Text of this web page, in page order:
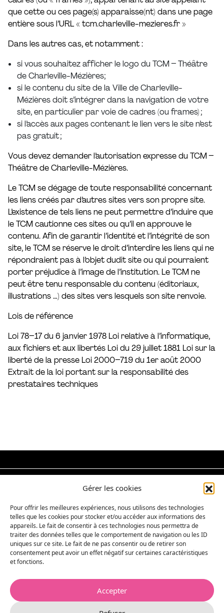
Gérer les cookies
Pour offrir les meilleures expériences, nous utilisons des technologies
telles que les cookies pour stocker et/ou accéder aux informations des
appareils. Le fait de consentir à ces technologies nous permettra de
traiter des données telles que le comportement de navigation ou les ID
uniques sur ce site. Le fait de ne pas consentir ou de retirer son
consentement peut avoir un effet négatif sur certaines caractéristiques
et fonctions.
Accepter
que cette ou ces page(s) apparaisse(nt) dans une page
entière sous l’URL « tcm.charleville-mezieres.fr »
Dans les autres cas, et notamment :
si vous souhaitez afficher le logo du TCM – Théâtre
de Charleville-Mézières;
si le contenu du site de la Ville de Charleville-
Mézières doit s’intégrer dans la navigation de votre
site, en particulier par voie de cadres (ou frames) ;
si l’accès aux pages contenant le lien vers le site n’est
pas gratuit ;
Vous devez demander l’autorisation expresse du TCM –
Théâtre de Charleville-Mézières.
Le TCM se dégage de toute responsabilité concernant
les liens créés par d’autres sites vers son propre site.
L’existence de tels liens ne peut permettre d’induire que
le TCM cautionne ces sites ou qu’il en approuve le
contenu. Afin de garantir l’identité et l’intégrité de son
site, le TCM se réserve le droit d’interdire les liens qui ne
répondraient pas à l’objet dudit site ou qui pourraient
porter préjudice à l’image de l’institution. Le TCM ne
peut être tenu responsable du contenu (éditoriaux,
illustrations …) des sites vers lesquels son site renvoie.
Lois de référence
Loi 78–17 du 6 janvier 1978 Loi relative à l’informatique,
aux fichiers et aux libertés Loi du 29 juillet 1881 Loi sur la
liberté de la presse Loi 2000–719 du 1er août 2000
Extrait de la loi portant sur la responsabilité des
prestataires techniques
Théâtre de Charleville-Mézières
Place du théâtre
08000 Charleville-Mézières
03 24 32 44 50
Archives
Télécharger la brochure
Contact